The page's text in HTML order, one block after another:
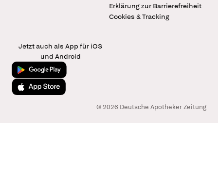
Erklärung zur Barrierefreiheit
Cookies & Tracking
Jetzt auch als App für iOS
und Android
Jetzt bei Google Play
Laden im App Store
© 2026 Deutsche Apotheker Zeitung